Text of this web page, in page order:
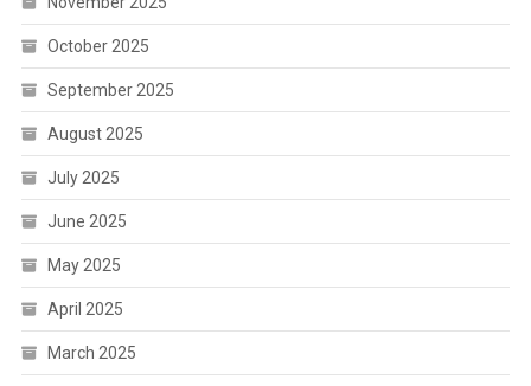
October 2025
September 2025
August 2025
July 2025
June 2025
May 2025
April 2025
March 2025